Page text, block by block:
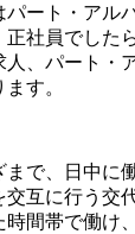
ート・アル
正社員でした
人、パート・
す。
まで、日中に
互に行う交
間帯で働け